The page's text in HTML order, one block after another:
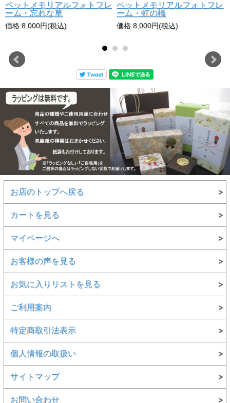
ペットメモリアルフォトフレ
ーム・忘れな草
価格:8,000円(税込)
ペットメモリアルフォトフレ
ーム・虹の橋
価格:8,000円(税込)
お店のトップへ戻る
カートを見る
マイページへ
お客様の声を見る
お気に入りリストを見る
ご利用案内
特定商取引法表示
個人情報の取扱い
サイトマップ
お問い合わせ